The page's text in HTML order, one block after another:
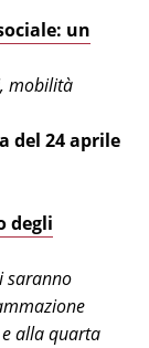
un
mobilità
del 24 aprile
degli
saranno
alla quarta